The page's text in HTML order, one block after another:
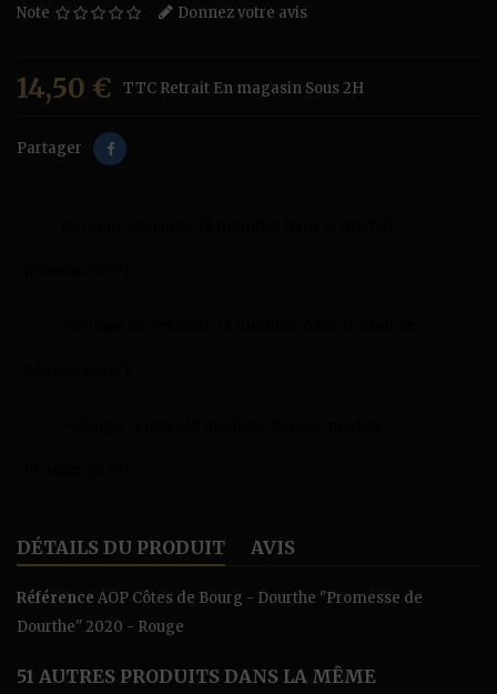
Note Donnez votre avis
14,50 € TTC Retrait En magasin Sous 2H
Partager
DÉTAILS DU PRODUIT AVIS
Référence AOP Côtes de Bourg - Dourthe "Promesse de
Dourthe" 2020 - Rouge
51 AUTRES PRODUITS DANS LA MÊME